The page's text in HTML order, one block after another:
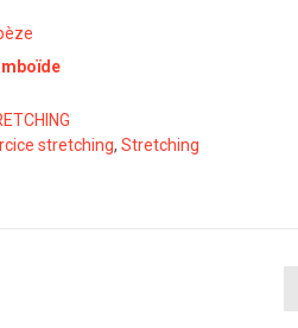
stretching, Stretching